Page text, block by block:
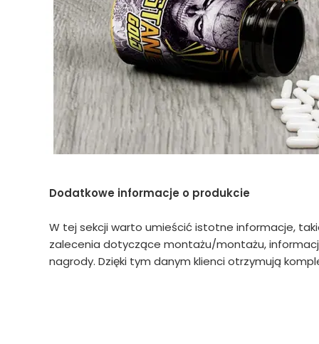
Dodatkowe informacje o produkcie
W tej sekcji warto umieścić istotne informacje,
zalecenia dotyczące montażu/montażu,
nagrody. Dzięki tym danym klienci otrzymują